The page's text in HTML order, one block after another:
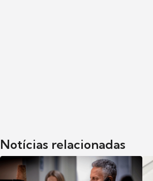
Notícias relacionadas